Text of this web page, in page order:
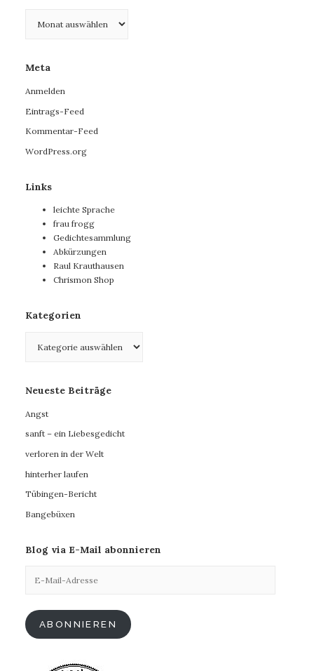
Meta
Anmelden
Eintrags-Feed
Kommentar-Feed
WordPress.org
Links
leichte Sprache
frau frogg
Gedichtesammlung
Abkürzungen
Raul Krauthausen
Chrismon Shop
Kategorien
Neueste Beiträge
Angst
sanft – ein Liebesgedicht
verloren in der Welt
hinterher laufen
Tübingen-Bericht
Bangebüxen
Blog via E-Mail abonnieren
Mail-
ABONNIEREN